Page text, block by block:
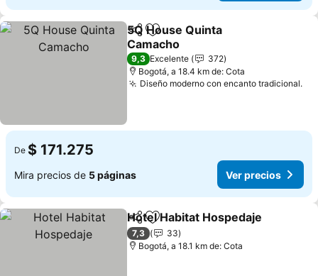
CompartirAgregar a favoritos
5Q House Quinta
Camacho
9,3 Excelente
372
Bogotá, a 18.4 km de: Cota
Diseño moderno con encanto tradicional.
De $ 171.275
Mira precios de 5 páginas Ver precios
CompartirAgregar a favoritos
Hotel Habitat Hospedaje
7,3
33
Bogotá, a 18.1 km de: Cota